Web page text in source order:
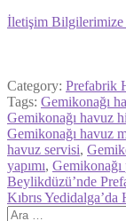
İletişim Bilgilerimize
Category: Prefabrik
Tags: Gemikonağı
Gemikonağı havuz
Gemikonağı havuz
havuz servisi,
yapımı,
Yazı
gezinmesi
Previous
post:
Beylikdüzü’nde
Next
post:
Kıbrıs
Arama: